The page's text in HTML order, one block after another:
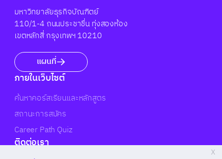
X
มหาวิทยาลัยธุรกิจบัณฑิตย์
110/1-4 ถนนประชาชื่น ทุ่งสองห้อง
เขตหลักสี่ กรุงเทพฯ 10210
แผนที่
ภายในเว็บไซต์
ค้นหาคอร์สเรียนและหลักสูตร
สถานะการสมัคร
Career Path Quiz
ติดต่อเรา